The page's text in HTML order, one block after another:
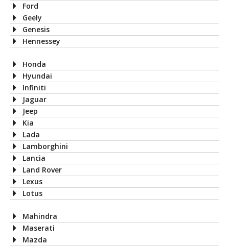
Ford
Geely
Genesis
Hennessey
Honda
Hyundai
Infiniti
Jaguar
Jeep
Kia
Lada
Lamborghini
Lancia
Land Rover
Lexus
Lotus
Mahindra
Maserati
Mazda